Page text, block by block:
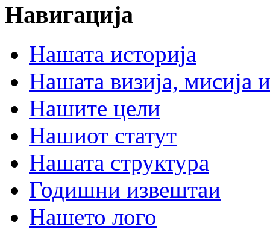
Навигација
Нашата историја
Нашата визија, мисија и
Нашите цели
Нашиот статут
Нашата структура
Годишни извештаи
Нашето лого